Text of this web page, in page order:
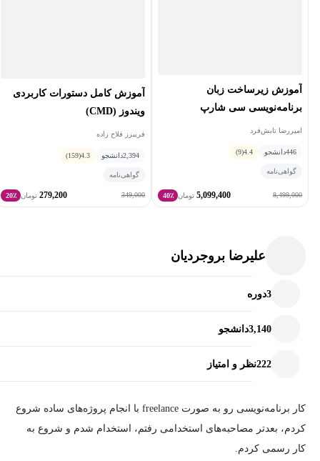
آموزش زیرساخت زبان
برنامه‌نویسی سی شارپ
(Beginner)امیررضا تابش‌فرد
446دانشجو 4.4
(9)
گواهی‌نامه
8,499,000
5,099,400 تومان 40٪
آموزش کامل دستورات کاربردی
ویندوز (CMD)
فریبرز فلاح زاده
2,394دانشجو 4.3
(159)
گواهی‌نامه
349,000
279,200 تومان 20٪
علیرضا بروجردیان
3دوره
3,140دانشجو
222نظر و امتیاز
کار برنامه‌نویسی رو به صورت freelance با انجام پروژه‌های ساده شروع
کردم، بعدتر مصاحبه‌های استخدامی رفتم، استخدام شدم و شروع به
کار رسمی کردم.